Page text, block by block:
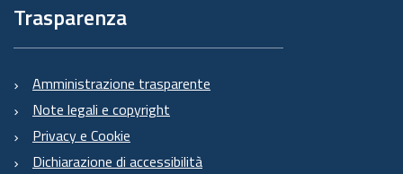
Trasparenza
Amministrazione trasparente
Note legali e copyright
Privacy e Cookie
Dichiarazione di accessibilità